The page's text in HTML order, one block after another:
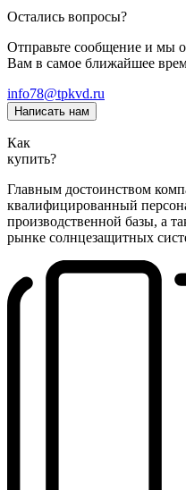
Остались вопросы?
Отправьте сообщение и мы
Вам в самое ближайшее
info78@tpkvd.ru
Написать нам
Как
купить?
Главным достоинством
квалифицированный
производственной базы, а
рынке солнцезащитных